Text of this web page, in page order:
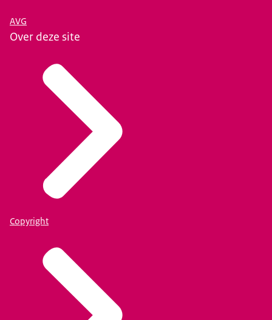
AVG
Over deze site
Copyright